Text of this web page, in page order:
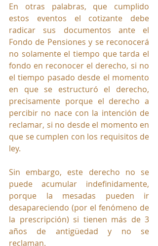
En otras palabras, que cumplido
estos eventos el cotizante debe
radicar sus documentos ante el
Fondo de Pensiones y se reconocerá
no solamente el tiempo que tarda el
fondo en reconocer el derecho, si no
el tiempo pasado desde el momento
en que se estructuró el derecho,
precisamente porque el derecho a
percibir no nace con la intención de
reclamar, si no desde el momento en
que se cumplen con los requisitos de
ley.
Sin embargo, este derecho no se
puede acumular indefinidamente,
porque la mesadas pueden ir
desapareciendo (por el fenómeno de
la prescripción) si tienen más de 3
años de antigüedad y no se
reclaman.